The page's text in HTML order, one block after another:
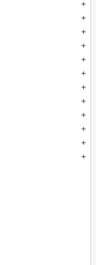
add
add
add
add
add
add
add
add
add
add
add
add